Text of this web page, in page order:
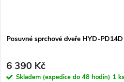
Posuvné sprchové dveře HYD-
6 390 Kč
Skladem (expedice do 48 hodin) 1 ks